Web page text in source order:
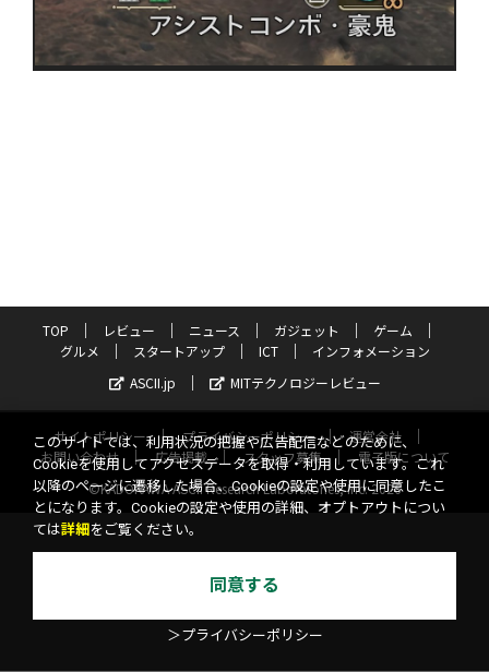
TOP レビュー ニュース ガジェット
ゲーム
グルメ
スタートアップ ICT
インフォメーション
ASCII.jp
MITテクノロジーレビュー
サイトポリシー プライバシーポリシー
運営会社
お問い合わせ
広告掲載 スタッフ募集
電子版について
©KADOKAWA ASCII Research Laboratories, Inc. 2026
このサイトでは、利用状況の把握や広告配信などのために、
Cookieを使用してアクセスデータを取得・利用しています。これ
以降のページに遷移した場合、Cookieの設定や使用に同意したこ
とになります。Cookieの設定や使用の詳細、オプトアウトについ
ては詳細 をご覧ください。
同意する
＞プライバシーポリシー